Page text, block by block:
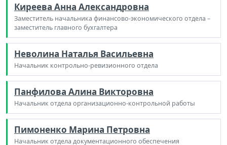
Киреева Анна Александровна
Заместитель начальника финансово-экономического отдела –
заместитель главного бухгалтера
Неволина Наталья Васильевна
Начальник контрольно-ревизионного отдела
Панфилова Алина Викторовна
Начальник отдела организационно-контрольной работы
Пимоненко Марина Петровна
Начальник отдела документационного обеспечения